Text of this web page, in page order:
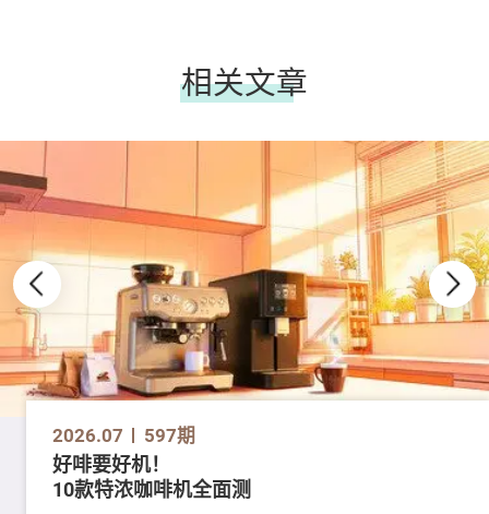
相关文章
2026.07 597期
好啡要好机！
10款特浓咖啡机全面测